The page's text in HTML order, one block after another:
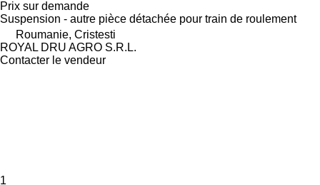
Prix sur demande
Suspension - autre pièce détachée pour train de roulement
Roumanie, Cristesti
ROYAL DRU AGRO S.R.L.
Contacter le vendeur
1